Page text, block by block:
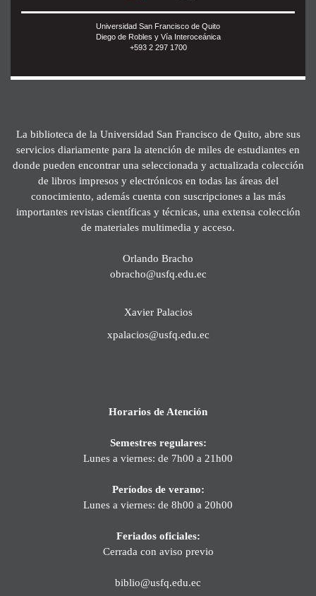
Universidad San Francisco de Quito
Diego de Robles y Vía Interoceánica
+593 2 297 1700
La biblioteca de la Universidad San Francisco de Quito, abre sus
servicios diariamente para la atención de miles de estudiantes en
donde pueden encontrar una seleccionada y actualizada colección
de libros impresos y electrónicos en todas las áreas del
conocimiento, además cuenta con suscripciones a las más
importantes revistas científicas y técnicas, una extensa colección
de materiales multimedia y acceso.
Orlando Bracho
obracho@usfq.edu.ec
Xavier Palacios
xpalacios@usfq.edu.ec
Horarios de Atención
Semestres regulares:
Lunes a viernes: de 7h00 a 21h00
Períodos de verano:
Lunes a viernes: de 8h00 a 20h00
Feriados oficiales:
Cerrada con aviso previo
biblio@usfq.edu.ec